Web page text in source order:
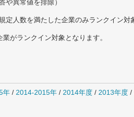
異常値を排除）
人数を満たした企業のみランクイン対
がランクイン対象となります。
年 / 2014-2015年 / 2014年度 / 2013年度 /